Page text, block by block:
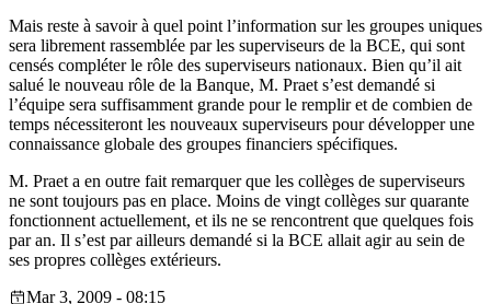
Mais reste à savoir à quel point l’information sur les groupes uniques
sera librement rassemblée par les superviseurs de la BCE, qui sont
censés compléter le rôle des superviseurs nationaux. Bien qu’il ait
salué le nouveau rôle de la Banque, M. Praet s’est demandé si
l’équipe sera suffisamment grande pour le remplir et de combien de
temps nécessiteront les nouveaux superviseurs pour développer une
connaissance globale des groupes financiers spécifiques.
M. Praet a en outre fait remarquer que les collèges de superviseurs
ne sont toujours pas en place. Moins de vingt collèges sur quarante
fonctionnent actuellement, et ils ne se rencontrent que quelques fois
par an. Il s’est par ailleurs demandé si la BCE allait agir au sein de
ses propres collèges extérieurs.
Mar 3, 2009 - 08:15